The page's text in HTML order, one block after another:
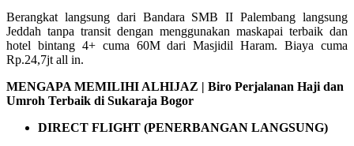
Berangkat langsung dari Bandara SMB II Palembang langsung
Jeddah tanpa transit dengan menggunakan maskapai terbaik dan
hotel bintang 4+ cuma 60M dari Masjidil Haram. Biaya cuma
Rp.24,7jt all in.
MENGAPA MEMILIHI ALHIJAZ | Biro Perjalanan Haji dan
Umroh Terbaik di Sukaraja Bogor
DIRECT FLIGHT (PENERBANGAN LANGSUNG)